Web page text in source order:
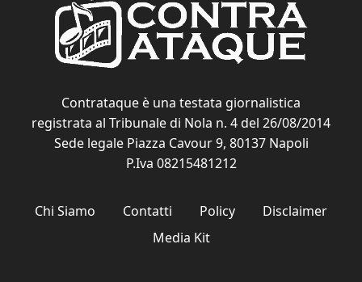
Contrataque è una testata giornalistica
registrata al Tribunale di Nola n. 4 del 26/08/2014
Sede legale Piazza Cavour 9, 80137 Napoli
P.Iva 08215481212
Chi Siamo Contatti Policy
Disclaimer
Media Kit